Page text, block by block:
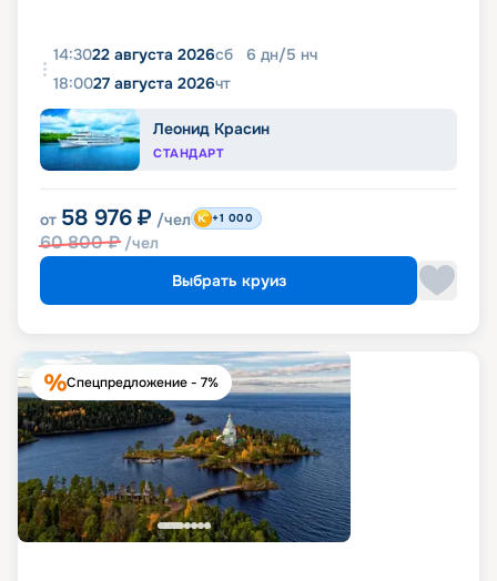
14:3022 августа 2026сб 6 дн/5 нч
18:0027 августа 2026чт
Леонид Красин
СТАНДАРТ
от 58 976 ₽ /чел
60 800₽ /чел
+1 000
Выбрать круиз
Спецпредложение - 7%